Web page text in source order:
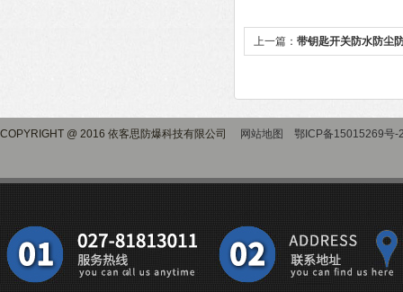
上一篇： 带钥匙开关防水防尘
COPYRIGHT @ 2016 依客思防爆科技有限公司 网站地图 鄂ICP备15015269号-